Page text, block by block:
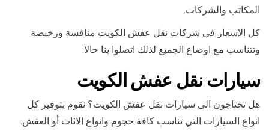
المكاتب والشركات.
كل الاسعار في شركات نقل عفش الكويت منافسة ورخيصة
وتتناسب مع اوضاع الجميع لذلك اتصلوا بنا حالا.
سيارات نقل عفش الكويت
هل تحتاجون الى سيارات نقل عفش الكويت؟ نقوم بتوفير كل
انواع السيارات التي تناسب كافة حجوم وانواع الاثاث أو العفش.